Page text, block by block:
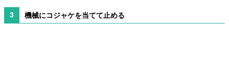
機械にコジャケを当てて止める